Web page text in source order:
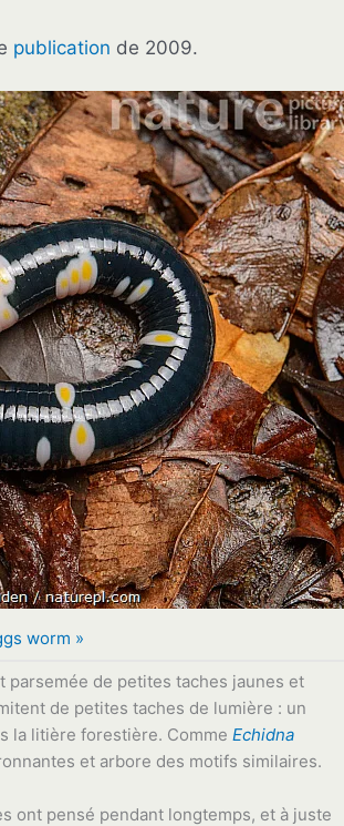
publication de 2009.
worm »
parsemée de petites taches jaunes et
de petites taches de lumière : un
la litière forestière. Comme Echidna
et arbore des motifs similaires.
ont pensé pendant longtemps, et à juste